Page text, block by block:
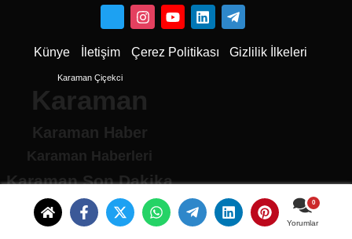
Yorumlar
Künye İletişim Çerez Politikası Gizlilik İlkeleri
Karaman Çiçekci
Karaman
Karaman Haber
Karaman Haberleri
Karaman Son Dakika
Karaman son dakika Haberleri
Karamandan haberler